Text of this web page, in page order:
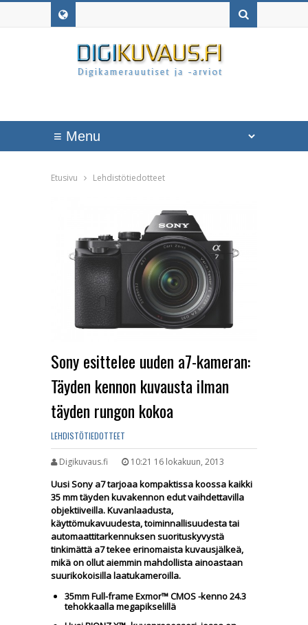
Etusivu Lehdistötiedotteet
Sony esittelee uuden a7-kameran:
Täyden kennon kuvausta ilman
täyden rungon kokoa
LEHDISTÖTIEDOTTEET
Digikuvaus.fi 10:21 16 lokakuun, 2013
Uusi Sony a7 tarjoaa kompaktissa koossa kaikki
35 mm täyden kuvakennon edut vaihdettavilla
objektiiveilla. Kuvanlaadusta,
käyttömukavuudesta, toiminnallisuudesta tai
automaattitarkennuksen suorituskyvystä
tinkimättä a7 tekee erinomaista kuvausjälkeä,
mikä on ollut aiemmin mahdollista ainoastaan
suurikokoisilla laatukameroilla.
35mm Full-frame Exmor™ CMOS -kenno 24.3
tehokkaalla megapikselillä